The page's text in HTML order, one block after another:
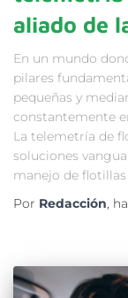
aliado de
En un mundo
pilares
pequeñas y
constantemente
La telemetría de
soluciones
manejo de
Por Redacción,